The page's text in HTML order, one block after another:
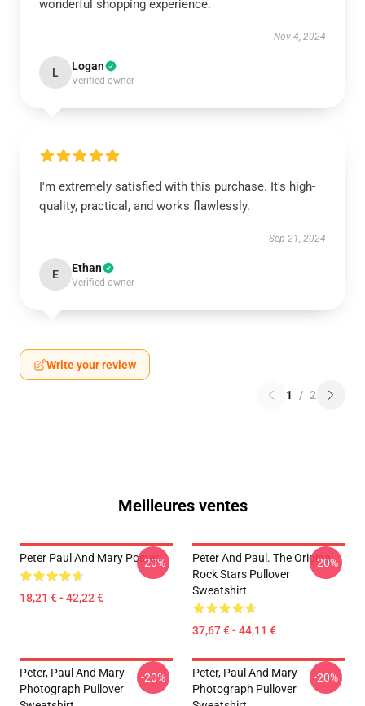
wonderful shopping experience.
Nov 4, 2024
L Logan
Verified owner
I'm extremely satisfied with this purchase. It's high-
quality, practical, and works flawlessly.
Sep 21, 2024
E Ethan
Verified owner
Write your review
1 / 2
Meilleures ventes
Peter Paul And Mary Poster
18,21 € - 42,22 €
-20%
Peter And Paul. The Original
Rock Stars Pullover
Sweatshirt
37,67 € - 44,11 €
-20%
Peter, Paul And Mary -
Photograph Pullover
-20%
Peter, Paul And Mary
Photograph Pullover
-20%